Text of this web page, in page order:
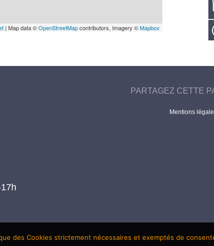
| Map data ©OpenStreetMapcontributors, Imagery ©Mapbox
PARTAGEZ CETTE
Mentions
des Cookies strictement nécessaires et exemptés de